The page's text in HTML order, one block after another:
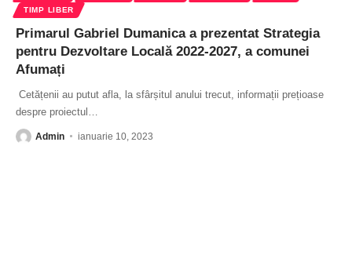
TIMP LIBER
Primarul Gabriel Dumanica a prezentat Strategia
pentru Dezvoltare Locală 2022-2027, a comunei
Afumați
Cetățenii au putut afla, la sfârșitul anului trecut, informații prețioase
despre proiectul
Admin ianuarie 10, 2023